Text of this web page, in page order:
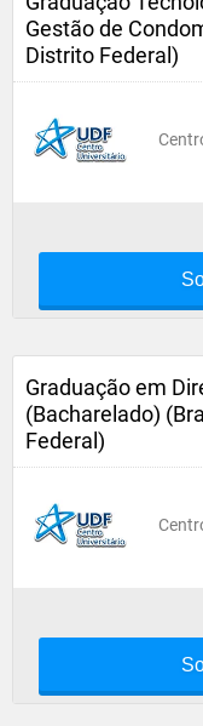
Gestão de
Distrito Federal)
Graduação em
(Bacharelado)
Federal)